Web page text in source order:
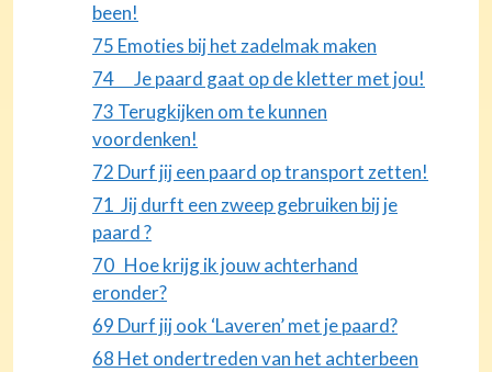
been!
75 Emoties bij het zadelmak maken
74 Je paard gaat op de kletter met jou!
73 Terugkijken om te kunnen
voordenken!
72 Durf jij een paard op transport zetten!
71 Jij durft een zweep gebruiken bij je
paard ?
70 Hoe krijg ik jouw achterhand
eronder?
69 Durf jij ook ‘Laveren’ met je paard?
68 Het ondertreden van het achterbeen